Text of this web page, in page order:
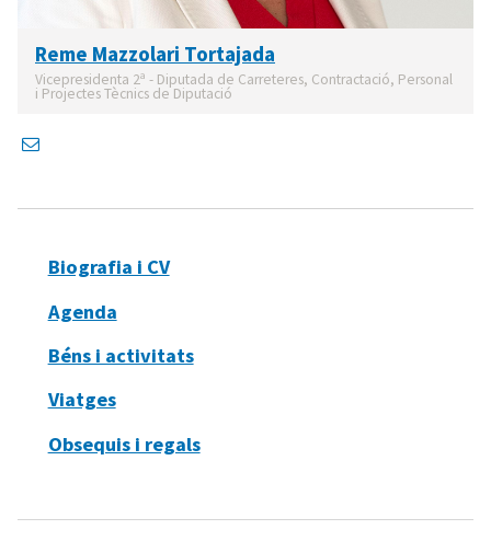
Reme Mazzolari Tortajada
Vicepresidenta 2ª - Diputada de Carreteres, Contractació, Personal
i Projectes Tècnics de Diputació
Biografia i CV
Agenda
Béns i activitats
Viatges
Obsequis i regals